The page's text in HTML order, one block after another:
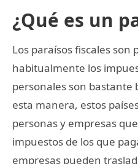
¿Qué es un
Los paraísos fiscales son
habitualmente los
personales son bastante
esta manera, estos
personas y empresas
impuestos de los que
empresas pueden